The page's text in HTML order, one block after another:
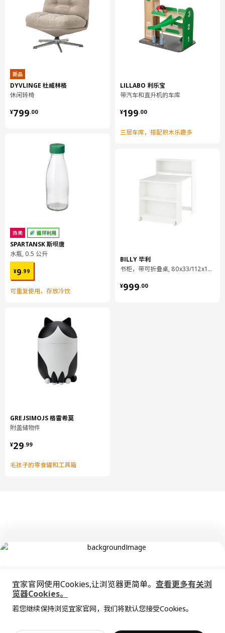
新品
DYVLINGE 杜威林格
休闲转椅
¥799.00
¥ 799.00
热卖 循环利用
SPARTANSK 斯坝唐
水瓶, 0.5 公升
¥9.99
¥ 9.99
可重复使用，存放冷饮
GREJSIMOJS 格雷希莫
附盖储物件
¥29.99
¥ 29.99
毛孩子的零食罐和工具箱
LILLABO 利乐宝
带汽车和直升机的车库
¥199.00
¥ 199.00
三层车库，搭配积木乐趣多
BILLY 毕利
书柜，带可折叠桌, 80x33/112x106 厘米
¥999.00
¥ 999.00
抱歉，该商品在所选地区暂时缺货。
© Inter IKEA Systems B.V. 1999-2026
隐私政策
上海工商 沪公网安备 31010402001069号
宜家AI购物助手算法 网信算备310104755117001240013号
价格透明，设计专业，现货供应
宜家官网使用Cookies,让浏览器更简单。 查看更多有关浏
览器Cookies。
若您继续保持浏览宜家官网，我们将默认您接受Cookies。